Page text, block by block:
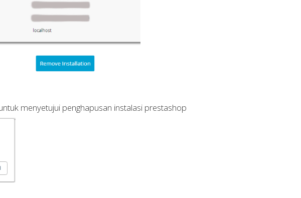
menyetujui penghapusan instalasi prestashop